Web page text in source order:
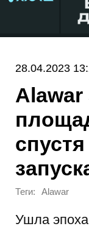
28.04.2023
Alawar
Теги: Alawar
Ушла